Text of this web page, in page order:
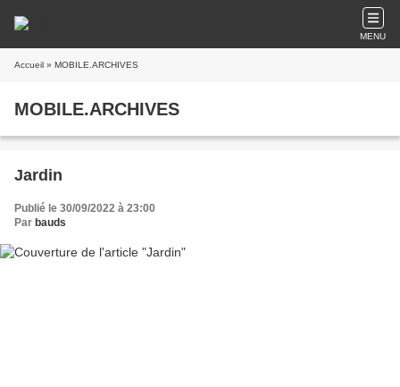
MENU
Accueil » MOBILE.ARCHIVES
MOBILE.ARCHIVES
Jardin
Publié le 30/09/2022 à 23:00
Par bauds